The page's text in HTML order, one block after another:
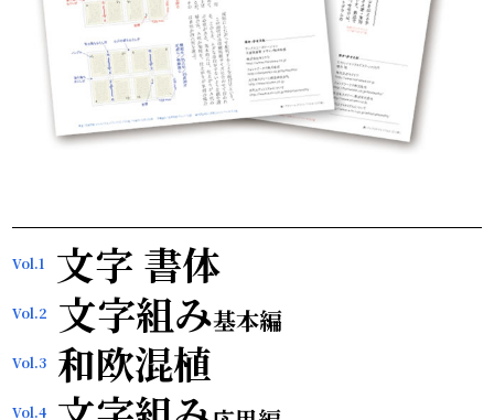
Vol.1 文字 書体
Vol.2 文字組み基本編
Vol.3 和欧混植
Vol.4